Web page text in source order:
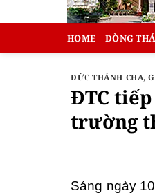
HOME DÒNG
ĐỨC THÁNH CHA,
ĐTC
trường
Sáng ngày